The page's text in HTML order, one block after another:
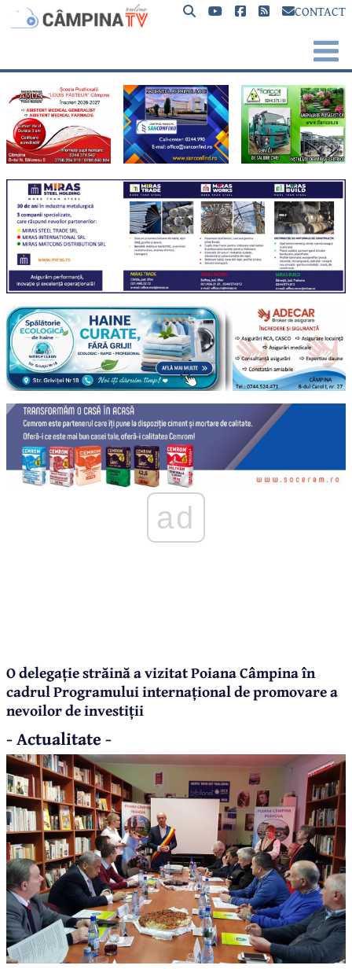
CONTACT
ad
O delegație străină a vizitat Poiana Câmpina în
cadrul Programului internațional de promovare a
nevoilor de investiții
- Actualitate -